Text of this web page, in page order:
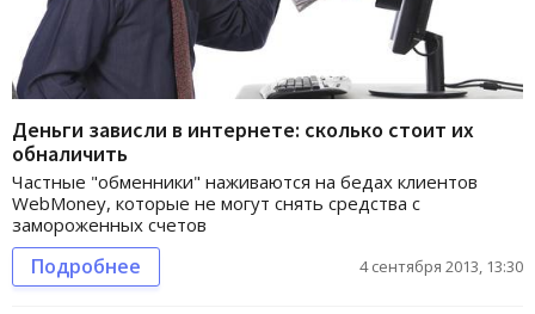
Деньги зависли в интернете: сколько стоит их
обналичить
Частные "обменники" наживаются на бедах клиентов
WebMoney, которые не могут снять средства с
замороженных счетов
Подробнее 4 сентября 2013, 13:30